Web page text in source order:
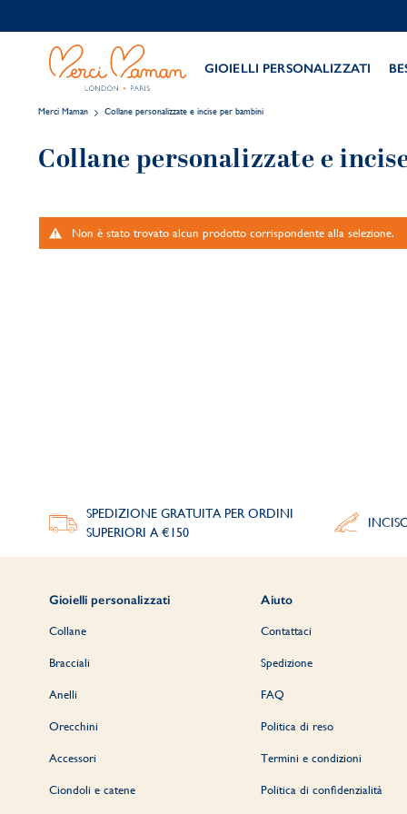
GIOIELLI PERSONALIZZATI
Merci Maman Collane personalizzate e incise per bambini
Collane personalizzate e
Non è stato trovato alcun prodotto corrispondente alla selezione.
SPEDIZIONE GRATUITA PER ORDINI
SUPERIORI A €150
Gioielli personalizzati
Collane
Bracciali
Anelli
Orecchini
Accessori
Ciondoli e catene
Aiuto
Contattaci
Spedizione
FAQ
Politica di reso
Termini e condizioni
Politica di confidenzialità